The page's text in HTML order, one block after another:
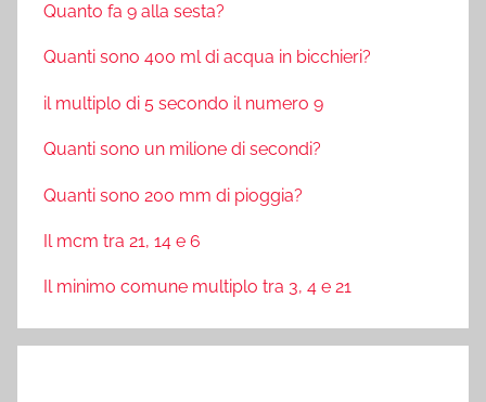
Quanto fa 9 alla sesta?
Quanti sono 400 ml di acqua in bicchieri?
il multiplo di 5 secondo il numero 9
Quanti sono un milione di secondi?
Quanti sono 200 mm di pioggia?
Il mcm tra 21, 14 e 6
Il minimo comune multiplo tra 3, 4 e 21